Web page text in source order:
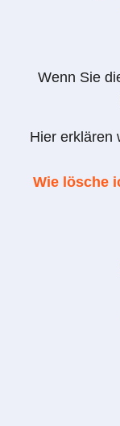
Wenn Sie
Hier erklären
Wie lösche